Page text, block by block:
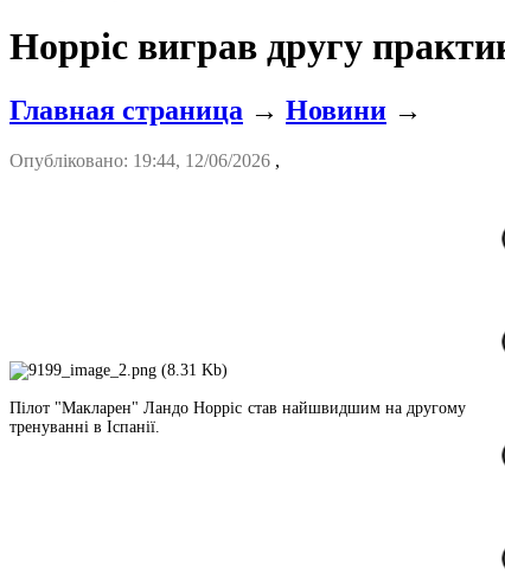
Норріс виграв другу
Главная страница → Новини →
Опубліковано: 19:44, 12/06/2026 ,
Пілот "Макларен" Ландо Норріс став найшвидшим на другому
тренуванні в Іспанії.